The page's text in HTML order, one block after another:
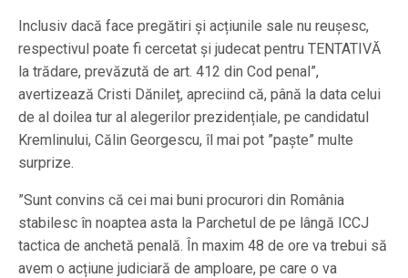
Inclusiv dacă face pregătiri și acțiunile sale nu reușesc,
respectivul poate fi cercetat și judecat pentru TENTATIVĂ
la trădare, prevăzută de art. 412 din Cod penal”,
avertizează Cristi Dănileț, apreciind că, până la data celui
de al doilea tur al alegerilor prezidențiale, pe candidatul
Kremlinului, Călin Georgescu, îl mai pot ”paște” multe
surprize.
”Sunt convins că cei mai buni procurori din România
stabilesc în noaptea asta la Parchetul de pe lângă ICCJ
tactica de anchetă penală. În maxim 48 de ore va trebui să
avem o acțiune judiciară de amploare, pe care o va